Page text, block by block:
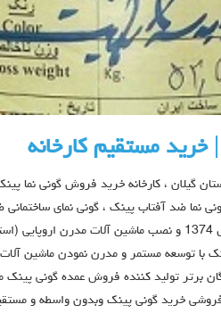
مستقیم کارخانه
گیلان ، کارخانه خرید فروش گونی نما
نما ضد آفتاب پینک ، گونی نمای
خرید گونی پینک) در اوایل سال 1374 و نصب ماشين آلات
با توسعه مستمر و مدرن نمودن ماشين
برتر تولید کننده فروش عمده گونی پینک
خرید گونی پینک وبدون واسطه و